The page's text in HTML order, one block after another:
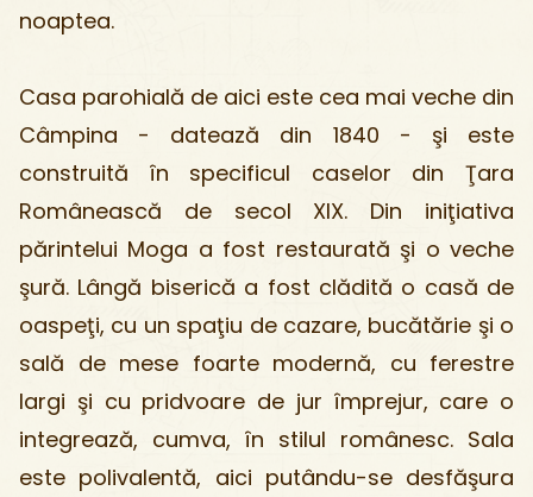
noaptea.
Casa parohială de aici este cea mai veche din
Câmpina - datează din 1840 - şi este
construită în specificul caselor din Ţara
Românească de secol XIX. Din iniţiativa
părintelui Moga a fost restaurată şi o veche
şură. Lângă biserică a fost clădită o casă de
oaspeţi, cu un spaţiu de cazare, bucătărie şi o
sală de mese foarte modernă, cu ferestre
largi şi cu pridvoare de jur împrejur, care o
integrează, cumva, în stilul românesc. Sala
este polivalentă, aici putându-se desfăşura